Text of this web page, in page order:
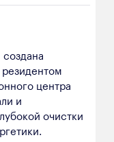
Мэйк
центра
и
очистки